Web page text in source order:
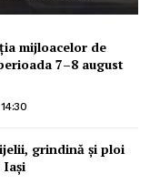
mijloacelor de
7–8 august
grindină şi ploi